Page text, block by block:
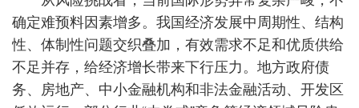
确定难预料因素增多。我国经济发展中周期性、结构
性、体制性问题交织叠加，有效需求不足和优质供给
不足并存，给经济增长带来下行压力。地方政府债
务、房地产、中小金融机构和非法金融活动、开发区